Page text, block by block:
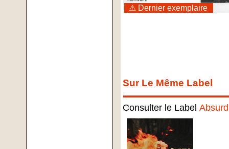
⚠ Dernier exemplaire
Sur Le Même Label
Consulter le Label